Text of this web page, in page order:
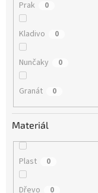
Prak 0
Kladivo 0
Nunčaky 0
Granát 0
Materiál
Plast 0
Dřevo 0